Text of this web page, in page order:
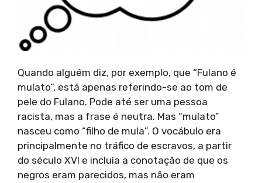
Quando alguém diz, por exemplo, que “Fulano é
mulato”, está apenas referindo-se ao tom de
pele do Fulano. Pode até ser uma pessoa
racista, mas a frase é neutra. Mas “mulato”
nasceu como “filho de mula”. O vocábulo era
principalmente no tráfico de escravos, a partir
do século XVI e incluía a conotação de que os
negros eram parecidos, mas não eram